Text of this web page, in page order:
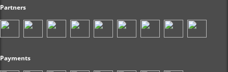
Partners
Payments